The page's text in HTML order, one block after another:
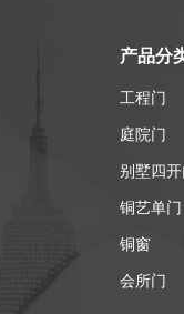
产品分
工程门
庭院门
别墅四开
铜艺单门
铜窗
会所门